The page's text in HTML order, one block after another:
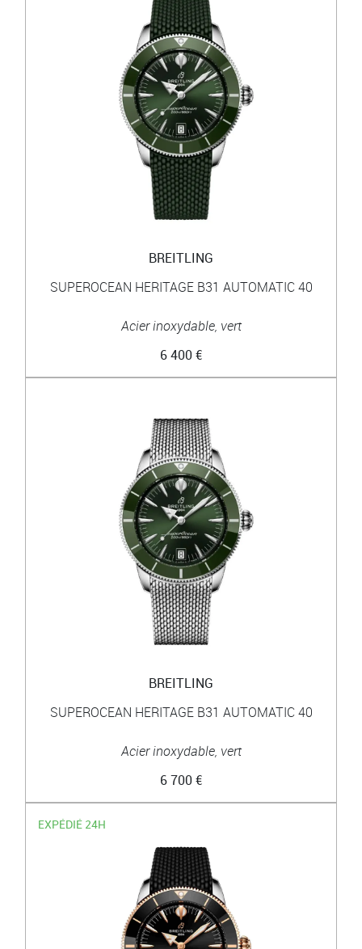
BREITLING
SUPEROCEAN HERITAGE B31 AUTOMATIC 40
Acier inoxydable, vert
6 400 €
BREITLING
SUPEROCEAN HERITAGE B31 AUTOMATIC 40
Acier inoxydable, vert
6 700 €
EXPÉDIÉ 24H